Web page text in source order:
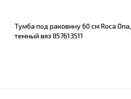
Тумба под раковину 60 см Roca Ona,
темный вяз 857613511